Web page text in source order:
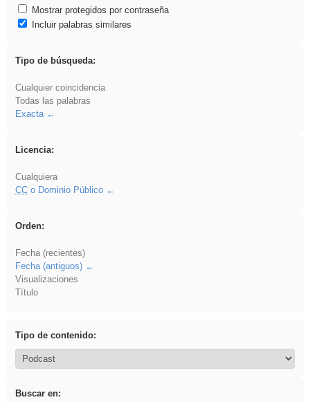
Mostrar protegidos por contraseña
Incluir palabras similares
Tipo de búsqueda:
Cualquier coincidencia
Todas las palabras
Exacta
Licencia:
Cualquiera
CCo Dominio Público
Orden:
Fecha (recientes)
Fecha (antiguos)
Visualizaciones
Título
Tipo de contenido:
Buscar en: